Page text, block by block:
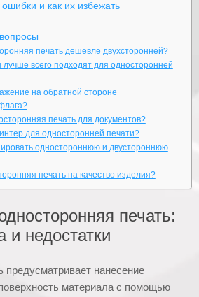
и как их избежать
печать дешевле двухсторонней?
всего подходят для односторонней
на обратной стороне
печать для документов?
для односторонней печати?
одностороннюю и двустороннюю
печать на качество изделия?
печать:
и недостатки
предусматривает нанесение
материала с помощью